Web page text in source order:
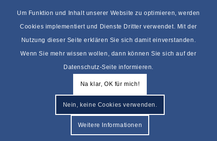
Um Funktion und Inhalt unserer Website zu optimieren, werden
Cookies implementiert und Dienste Dritter verwendet. Mit der
Nutzung dieser Seite erklären Sie sich damit einverstanden.
Wenn Sie mehr wissen wollen, dann können Sie sich auf der
Datenschutz-Seite informieren.
Na klar, OK für mich!
Nein, keine Cookies verwenden.
Weitere Informationen